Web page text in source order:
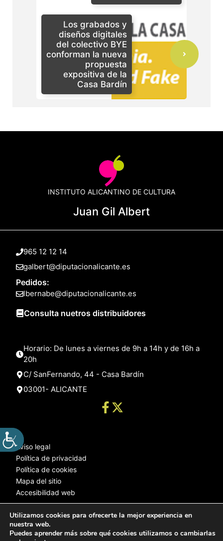
Los grabados y
diseños digitales
del colectivo BYE
conforman la nueva
propuesta
expositiva de la
Casa Bardín
INSTITUTO ALICANTINO DE CULTURA
Juan Gil Albert
965 12 12 14
galbert@diputacionalicante.es
Pedidos:
lbernabe@diputacionalicante.es
Consulta nuetros distribuidores
Horario: De lunes a viernes de 9h a 14h y de 16h a
20h
C/ SanFernando, 44 - Casa Bardín
03001- ALICANTE
Aviso legal
Política de privacidad
Política de cookies
Mapa del sitio
Accesibilidad web
© 2025 Web desarrollada por el Servicio de Informática de Diputación
Utilizamos cookies para ofrecerte la mejor experiencia en
nuestra web.
Puedes aprender más sobre qué cookies utilizamos o cambiarlas